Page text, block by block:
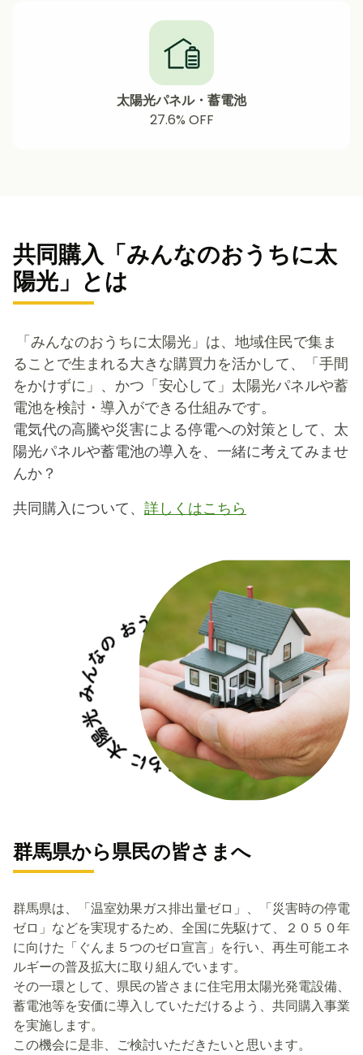
太陽光パネル・蓄電池
27.6% OFF
共同購入「みんなのおうちに太
陽光」とは
「みんなのおうちに太陽光」は、地域住民で集ま
ることで生まれる大きな購買力を活かして、「手間
をかけずに」、かつ「安心して」太陽光パネルや蓄
電池を検討・導入ができる仕組みです。
電気代の高騰や災害による停電への対策として、太
陽光パネルや蓄電池の導入を、一緒に考えてみませ
んか？
共同購入について、 詳しくはこちら
群馬県から県民の皆さまへ
群馬県は、「温室効果ガス排出量ゼロ」、「災害時の停電
ゼロ」などを実現するため、全国に先駆けて、２０５０年
に向けた「ぐんま５つのゼロ宣言」を行い、再生可能エネ
ルギーの普及拡大に取り組んでいます。
その一環として、県民の皆さまに住宅用太陽光発電設備、
蓄電池等を安価に導入していただけるよう、共同購入事業
を実施します。
この機会に是非、ご検討いただきたいと思います。